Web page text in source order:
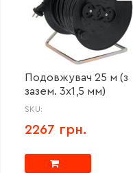
Подовжувач 25 м (з
зазем. 3х1,5 мм)
SKU:
2267 грн.